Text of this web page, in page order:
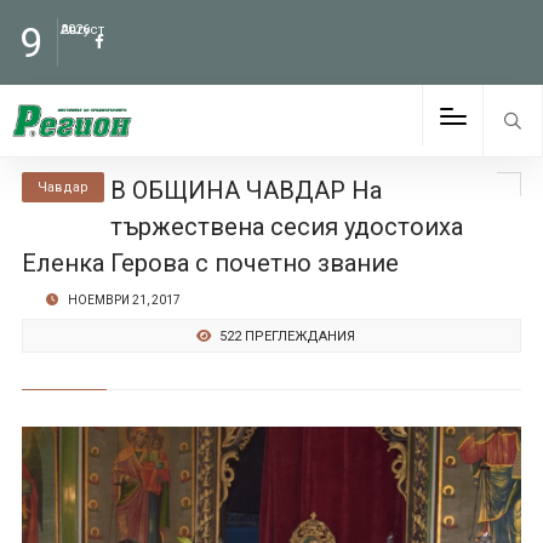
9 Август
2026
Чавдар
В ОБЩИНА ЧАВДАР На
тържествена сесия удостоиха
Еленка Герова с почетно звание
НОЕМВРИ 21, 2017
522 ПРЕГЛЕЖДАНИЯ